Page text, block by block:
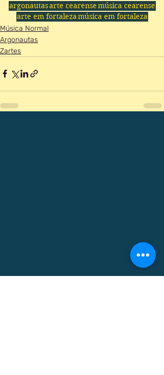
argonautasarte cearensemúsica cearense
arte em fortalezamúsica em fortaleza
Música Normal
Argonautas
Zartes